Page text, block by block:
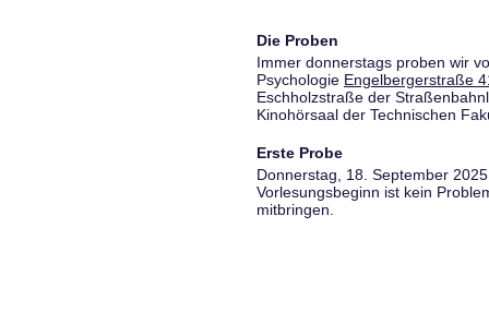
Die Proben
Immer donnerstags proben wir
Psychologie Engelbergerstraße
Eschholzstraße der
Kinohörsaal der Technischen
Erste Probe
Donnerstag, 18. September
Vorlesungsbeginn ist kein
mitbringen.